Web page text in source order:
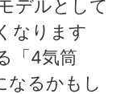
デルとして
なります
「4気筒
なるかもし